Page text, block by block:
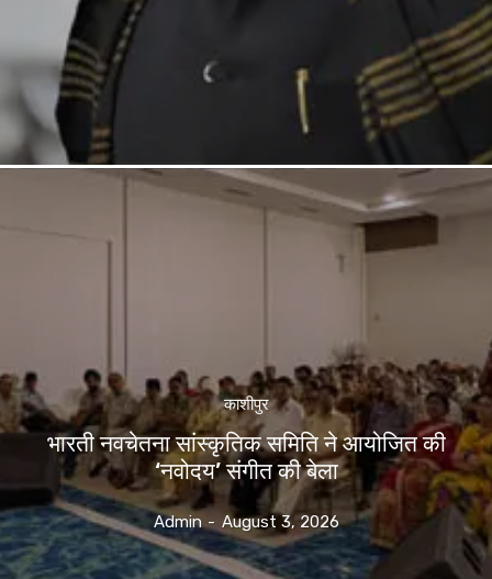
काशीपुर
भारती नवचेतना सांस्कृतिक समिति ने आयोजित की
‘नवोदय’ संगीत की बेला
Admin - August 3, 2026